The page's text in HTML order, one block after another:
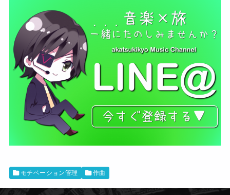
モチベーション管理 作曲